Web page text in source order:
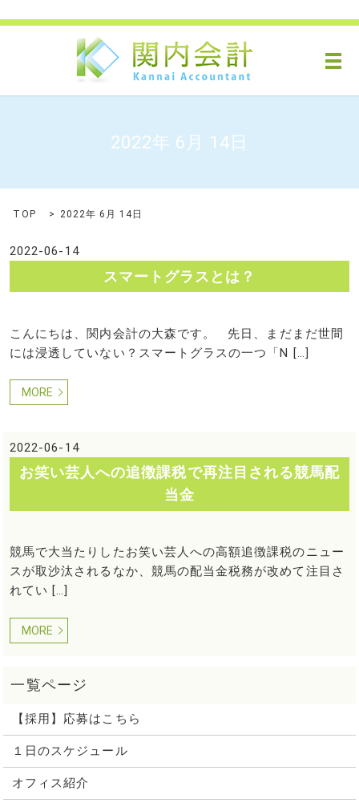
メ
2022年 6月 14日
TOP 2022年 6月 14日
2022-06-14
スマートグラスとは？
こんにちは、関内会計の大森です。 先日、まだまだ世間
には浸透していない？スマートグラスの一つ「N […]
MORE
2022-06-14
お笑い芸人への追徴課税で再注目される競馬配
当金
競馬で大当たりしたお笑い芸人への高額追徴課税のニュー
スが取沙汰されるなか、競馬の配当金税務が改めて注目さ
れてい […]
MORE
【採用】応募はこちら
１日のスケジュール
オフィス紹介